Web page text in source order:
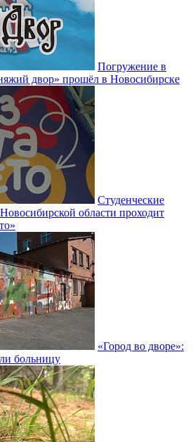
Погружение в
двор» прошёл в Новосибирске
Студенческие
области проходит
«Город во дворе»:
больницу